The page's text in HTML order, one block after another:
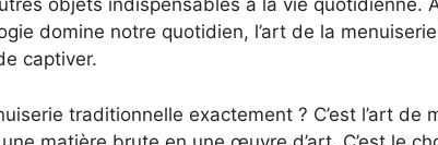
objets indispensables à la vie quotidienne.
domine notre quotidien, l’art de la
captiver.
traditionnelle exactement ? C’est l’art de